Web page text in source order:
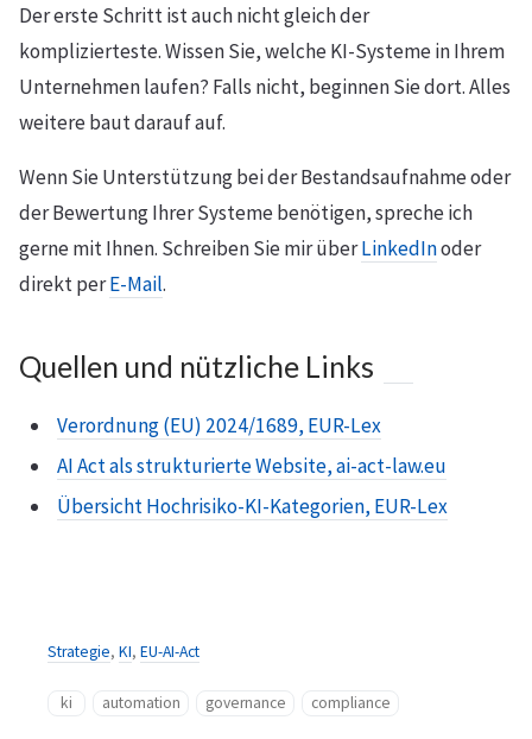
Der erste Schritt ist auch nicht gleich der
komplizierteste. Wissen Sie, welche KI-Systeme in Ihrem
Unternehmen laufen? Falls nicht, beginnen Sie dort. Alles
weitere baut darauf auf.
Wenn Sie Unterstützung bei der Bestandsaufnahme oder
der Bewertung Ihrer Systeme benötigen, spreche ich
gerne mit Ihnen. Schreiben Sie mir überLinkedInoder
direkt perE-Mail.
Quellen und nützliche Links
Verordnung (EU) 2024/1689, EUR-Lex
AI Act als strukturierte Website, ai-act-law.eu
Übersicht Hochrisiko-KI-Kategorien, EUR-Lex
Strategie, KI, EU-AI-Act
ki automation governance compliance